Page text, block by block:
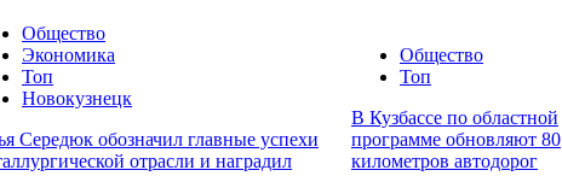
Общество
Экономика
Топ
Новокузнецк
Середюк обозначил главные успехи
отрасли и наградил
Общество
Топ
В Кузбассе по областной
программе обновляют 80
километров автодорог